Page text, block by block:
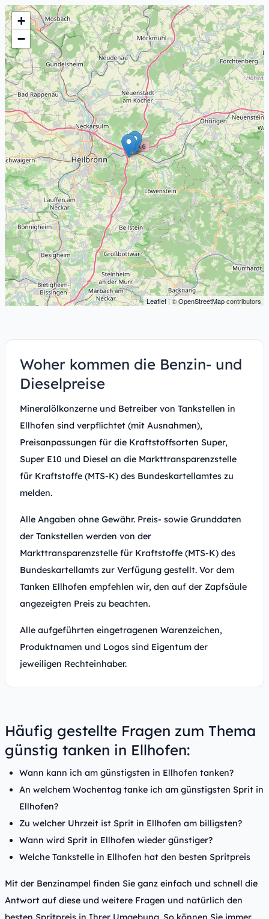
+
−
Leaflet| ©OpenStreetMapcontributors
Woher kommen die Benzin- und
Dieselpreise
Mineralölkonzerne und Betreiber von Tankstellen in
Ellhofen sind verpflichtet (mit Ausnahmen),
Preisanpassungen für die Kraftstoffsorten Super,
Super E10 und Diesel an die Markttransparenzstelle
für Kraftstoffe (MTS-K) des Bundeskartellamtes zu
melden.
Alle Angaben ohne Gewähr. Preis- sowie Grunddaten
der Tankstellen werden von der
Markttransparenzstelle für Kraftstoffe (MTS-K) des
Bundeskartellamts zur Verfügung gestellt. Vor dem
Tanken Ellhofen empfehlen wir, den auf der Zapfsäule
angezeigten Preis zu beachten.
Alle aufgeführten eingetragenen Warenzeichen,
Produktnamen und Logos sind Eigentum der
jeweiligen Rechteinhaber.
Häufig gestellte Fragen zum Thema
günstig tanken in Ellhofen:
Wann kann ich am günstigsten in Ellhofen tanken?
An welchem Wochentag tanke ich am günstigsten Sprit in
Ellhofen?
Zu welcher Uhrzeit ist Sprit in Ellhofen am billigsten?
Wann wird Sprit in Ellhofen wieder günstiger?
Welche Tankstelle in Ellhofen hat den besten Spritpreis
Mit der Benzinampel finden Sie ganz einfach und schnell die
Antwort auf diese und weitere Fragen und natürlich den